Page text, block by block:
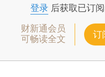
登录后获取已订
财新通会员
可畅读全文
订